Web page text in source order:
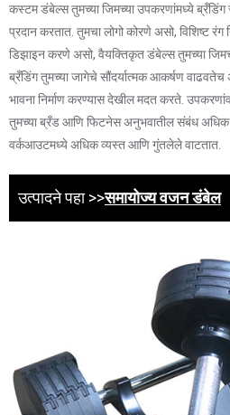
कस्टम डंबेल्स तुमच्या जिमच्या उपकरणांमध्ये ब्रँडिंग
प्रदान करतात. तुमचा लोगो कोरणे असो, विशिष्ट
डिझाइन करणे असो, वैयक्तिकृत डंबेल्स तुमच्या
ब्रँडिंग तुमच्या जागेचे सौंदर्यात्मक आकर्षण वाढवतेच
भावना निर्माण करण्यास देखील मदत करते.
तुमच्या ब्रँड आणि फिटनेस अनुभवातील संबंध अधिक
वर्कआउटमध्ये अधिक व्यस्त आणि गुंतलेले वाटतात.
उत्पादने पहा >>समायोज्य वजन डंबेल